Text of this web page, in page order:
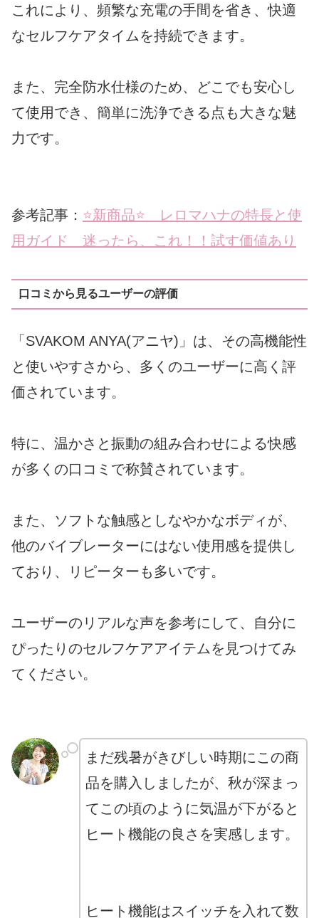
これにより、頻繁な充電の手間を省き、快適
なセルフケアタイムを持続できます。
また、完全防水仕様のため、どこでも安心し
て使用でき、簡単に洗浄できる点も大きな魅
力です。
参考記事： ⭐️新商品⭐️ レロマハナの特長と使
用ガイド 迷ったら、これ！！試す価値あり
口コミから見るユーザーの評価
「SVAKOM ANYA(アニヤ)」は、その高機能性
と使いやすさから、多くのユーザーに高く評
価されています。
特に、温かさと振動の組み合わせによる快感
が多くの口コミで称賛されています。
また、ソフトな触感としなやかなボディが、
他のバイブレーターにはない使用感を提供し
ており、リピーターも多いです。
ユーザーのリアルな声を参考にして、自分に
ぴったりのセルフケアアイテムを見つけてみ
てください。
まだ残暑がきびしい時期にこの商
品を購入しましたが、秋が深まっ
てこの頃のように気温が下がると
ヒート機能の良さを実感します。
ヒート機能はスイッチを入れて数